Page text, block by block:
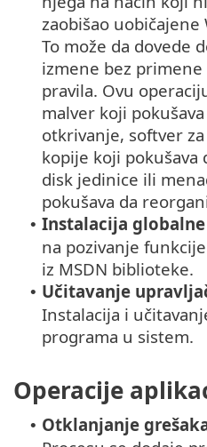
zaobišao
To može da dovede
izmene bez
pravila. Ovu
malver koji
otkrivanje, softver
kopije koji
disk jedinice ili
pokušava da
• Instalacija
na pozivanje funkcije
iz MSDN biblioteke.
• Učitavanje
Instalacija i
programa u sistem.
Operacije
• Otklanjanje